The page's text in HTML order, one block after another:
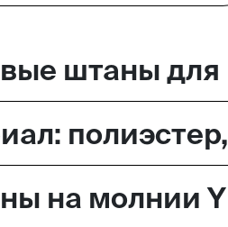
КП «Дизайн
штаны для
на молнии